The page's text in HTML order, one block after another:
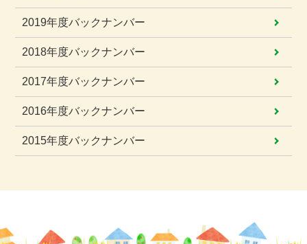
2019年度バックナンバー
2018年度バックナンバー
2017年度バックナンバー
2016年度バックナンバー
2015年度バックナンバー